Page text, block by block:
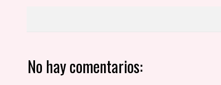
No hay comentarios: